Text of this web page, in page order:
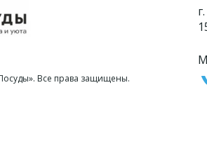
Все права защищены.